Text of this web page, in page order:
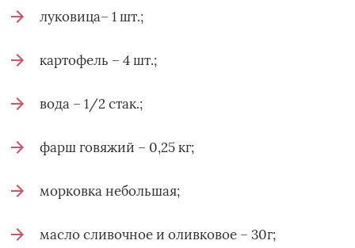
луковица­­– 1 шт.;
картофель – 4 шт.;
вода – 1/2 стак.;
фарш говяжий – 0,25 кг;
морковка небольшая;
масло сливочное и оливковое – 30г;